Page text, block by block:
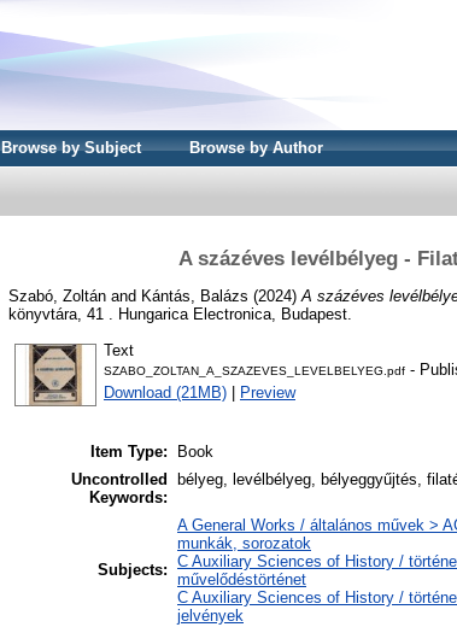
Browse by Subject Browse by Author
A százéves levélbélyeg -
Szabó, Zoltán and Kántás, Balázs (2024) A százéves
könyvtára, 41 . Hungarica Electronica, Budapest.
Text
SZABO_ZOLTAN_A_SZAZEVES_LEVELBELYEG.pdf -
Download (21MB)
Preview
Item Type:
Book
Uncontrolled
Keywords:
bélyeg, levélbélyeg, bélyeggyűjtés,
Subjects:
A General Works / általános művek >
munkák, sorozatok
C Auxiliary Sciences of History /
művelődéstörténet
C Auxiliary Sciences of History /
jelvények